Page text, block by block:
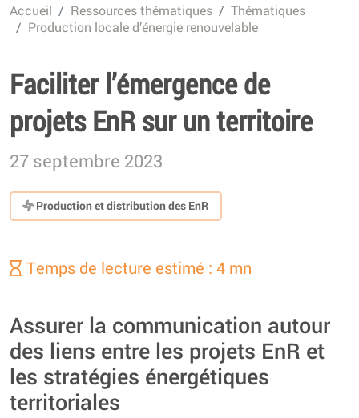
Accueil Ressources thématiques
Thématiques
Production locale d’énergie renouvelable
Faciliter l’émergence de
projets EnR sur un territoire
27 septembre 2023
Production et distribution des EnR
Temps de lecture estimé : 4 mn
Assurer la communication autour
des liens entre les projets EnR et
les stratégies énergétiques
territoriales